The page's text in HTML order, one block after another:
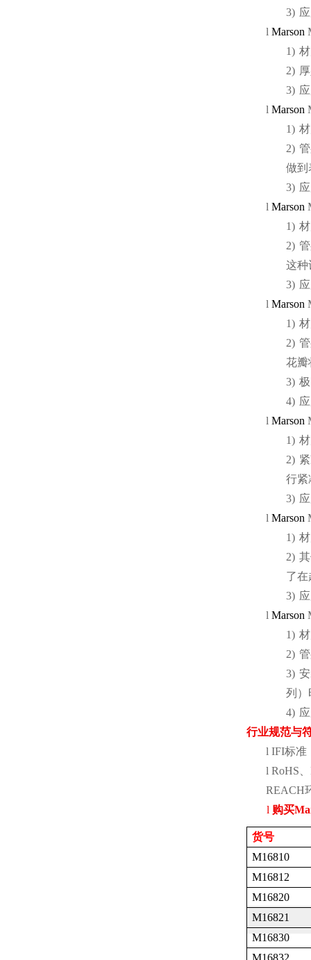
3)
l Marson
1)
2)
3)
l Marson
1)
2)
做到
3)
l Marson
1)
2)
这种
3)
l Marson
1)
2)
花瓣
3)
4)
l Marson
1)
2)
行紧
3)
l Marson
1)
2)
了
3)
l Marson
1)
2)
3)
列）
4)
行业规范与
l IFI标准
l RoHS
REACH
l 购买
货号
M16810
M16812
M16820
M16821
M16830
M16832